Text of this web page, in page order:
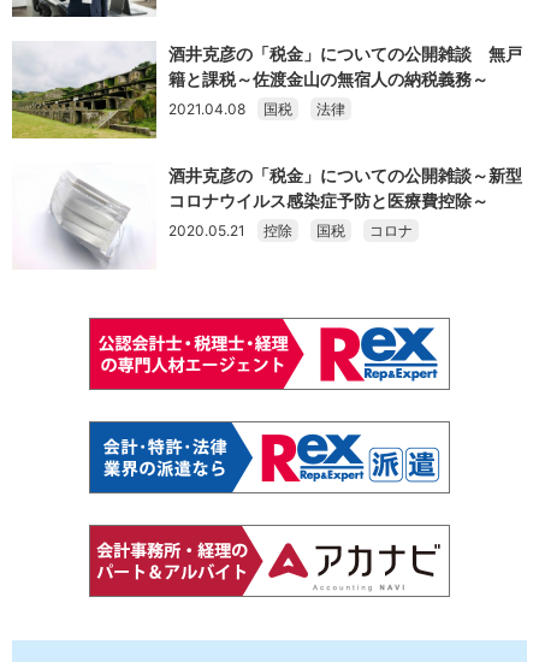
酒井克彦の「税金」についての公開雑談 無戸
籍と課税～佐渡金山の無宿人の納税義務～
2021.04.08 国税 法律
酒井克彦の「税金」についての公開雑談～新型
コロナウイルス感染症予防と医療費控除～
2020.05.21 控除 国税 コロナ